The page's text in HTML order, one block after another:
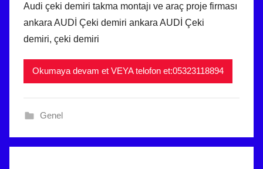
l
m
i
a
z
i
r
0
5
Audi çeki demiri takma montajı ve araç proje firması
ankara AUDİ Çeki demiri ankara AUDİ Çeki
demiri, çeki demiri
Okumaya devam et VEYA telofon et:05323118894
Genel